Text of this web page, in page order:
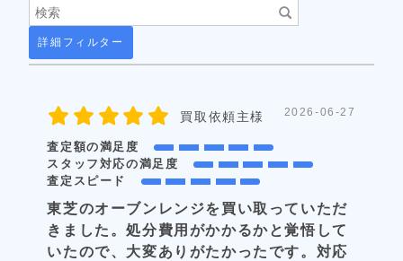
詳細フィルター
買取依頼主様 2026-06-27
査定額の満足度
スタッフ対応の満足度
査定スピード
東芝のオーブンレンジを買い取っていただ
きました。処分費用がかかるかと覚悟して
いたので、大変ありがたかったです。対応